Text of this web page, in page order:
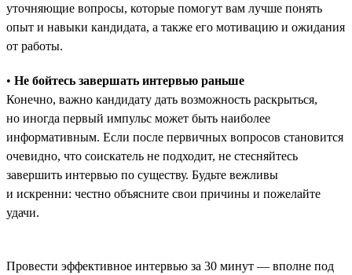
уточняющие вопросы, которые помогут вам лучше понять
опыт и навыки кандидата, а также его мотивацию и ожидания
от работы.
• Не бойтесь завершать интервью раньше
Конечно, важно кандидату дать возможность раскрыться,
но иногда первый импульс может быть наиболее
информативным. Если после первичных вопросов становится
очевидно, что соискатель не подходит, не стесняйтесь
завершить интервью по существу. Будьте вежливы
и искренни: честно объясните свои причины и пожелайте
удачи.
Провести эффективное интервью за 30 минут — вполне под